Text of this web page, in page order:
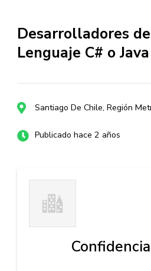
Desarrolladores
Lenguaje C# o Java
Santiago De Chile, Región
Publicado hace 2 años